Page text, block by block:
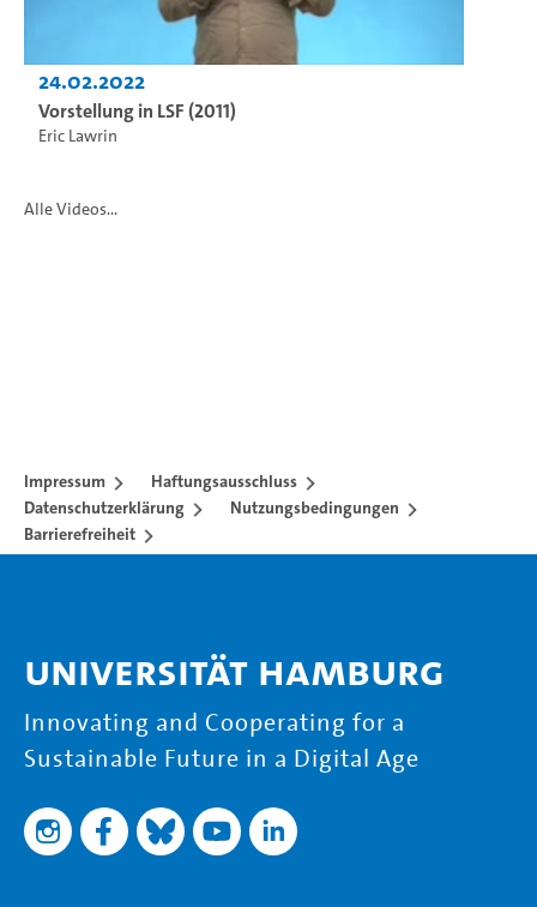
24.02.2022
Vorstellung in LSF (2011)
Eric Lawrin
Alle Videos...
Impressum
Haftungsausschluss
Datenschutzerklärung
Nutzungsbedingungen
Barrierefreiheit
Universität Hamburg
Innovating and Cooperating for a
Sustainable Future in a Digital Age